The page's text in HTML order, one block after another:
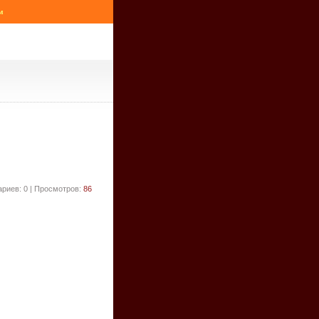
0 | Просмотров: 86